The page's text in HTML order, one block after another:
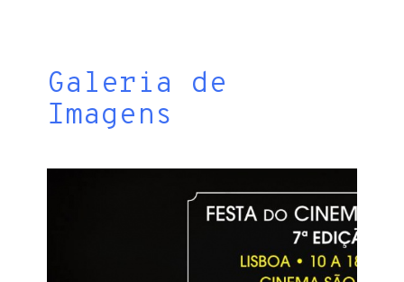
Galeria de
Imagens